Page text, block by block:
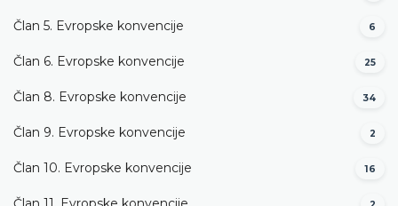
Član 5. Evropske konvencije 6
Član 6. Evropske konvencije 25
Član 8. Evropske konvencije 34
Član 9. Evropske konvencije 2
Član 10. Evropske konvencije 16